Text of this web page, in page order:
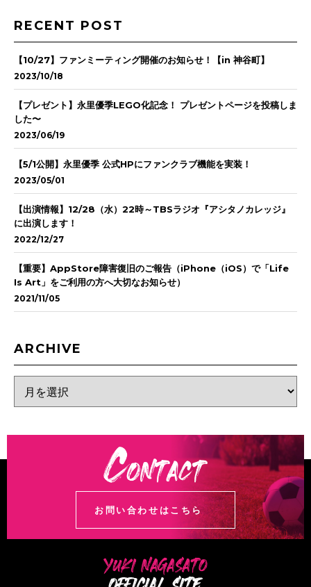
RECENT POST
【10/27】ファンミーティング開催のお知らせ！【in 神谷町】
2023/10/18
【プレゼント】永里優季LEGO化記念！ プレゼントページを投稿しま
した〜
2023/06/19
【5/1公開】永里優季 公式HPにファンクラブ機能を実装！
2023/05/01
【出演情報】12/28（水）22時～TBSラジオ『アシタノカレッジ』
に出演します！
2022/12/27
【重要】AppStore障害復旧のご報告（iPhone（iOS）で「Life
Is Art」をご利用の方へ大切なお知らせ）
2021/11/05
ARCHIVE
お問い合わせはこちら